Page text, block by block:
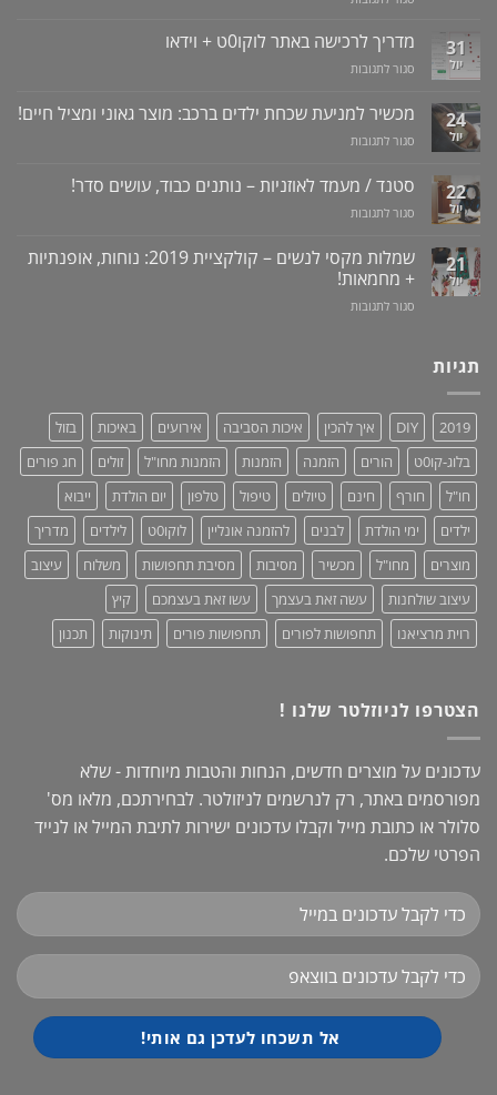
וחלל
–
עששת,
אפימדיום:
מה
לדעת!
טבעי
/
תערובת
צמחים
31
יול
מדריך לרכישה באתר לוקו0ט + וידאו
סגור לתגובות
באתר
וידאו
24
יול
מכשיר למניעת שכחת ילדים ברכב: מוצר גאוני ומציל חיים!
סגור לתגובות
שכחת
ילדים
מוצר
גאוני
ומציל
חיים!
22
יול
סטנד / מעמד לאוזניות – נותנים כבוד, עושים סדר!
סגור לתגובות
מעמד
לאוזניות
21
יול
שמלות מקסי לנשים – קולקציית 2019: נוחות, אופנתיות
+ מחמאות!
סגור לתגובות
2019:
נוחות,
אופנתיות
+
מחמאות!
תגיות
2019
DIY איך להכין איכות הסביבה אירועים באיכות
בזול
בלוג-קו0ט
הורים הזמנה הזמנות הזמנות מחו"ל זולים
חג פורים
חו"ל
חורף חינם טיולים טיפול טלפון יום הולדת
ייבוא
ילדים
ימי הולדת לבנים להזמנה אונליין לוקו0ט לילדים
מדריך
מוצרים
מחו"ל מכשיר מסיבות מסיבת תחפושות משלוח
עיצוב
עיצוב שולחנות
עשה זאת בעצמך עשו זאת בעצמכם
קיץ
רוית מרציאנו
תחפושות לפורים תחפושות פורים תינוקות תכנון
הצטרפו לניוזלטר שלנו !
עדכונים על מוצרים חדשים, הנחות והטבות מיוחדות - שלא
מפורסמים באתר, רק לנרשמים לניזולטר. לבחירתכם, מלאו מס'
סלולר או כתובת מייל וקבלו עדכונים ישירות לתיבת המייל או לנייד
הפרטי שלכם.